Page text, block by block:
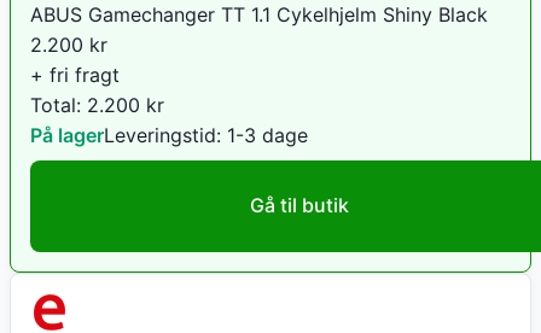
ABUS Gamechanger TT 1.1 Cykelhjelm Shiny Black
2.200 kr
+ fri fragt
Total: 2.200 kr
På lagerLeveringstid: 1-3 dage
Gå til butik